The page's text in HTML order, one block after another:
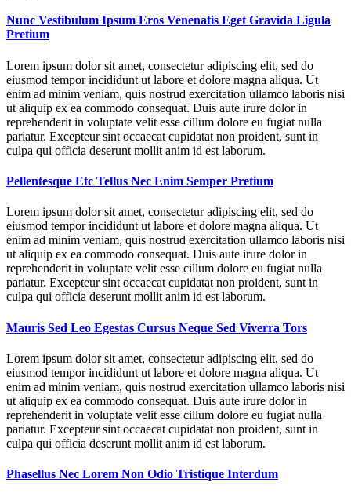
Nunc Vestibulum Ipsum Eros Venenatis Eget Gravida Ligula
Pretium
Lorem ipsum dolor sit amet, consectetur adipiscing elit, sed do
eiusmod tempor incididunt ut labore et dolore magna aliqua. Ut
enim ad minim veniam, quis nostrud exercitation ullamco laboris nisi
ut aliquip ex ea commodo consequat. Duis aute irure dolor in
reprehenderit in voluptate velit esse cillum dolore eu fugiat nulla
pariatur. Excepteur sint occaecat cupidatat non proident, sunt in
culpa qui officia deserunt mollit anim id est laborum.
Pellentesque Etc Tellus Nec Enim Semper Pretium
Lorem ipsum dolor sit amet, consectetur adipiscing elit, sed do
eiusmod tempor incididunt ut labore et dolore magna aliqua. Ut
enim ad minim veniam, quis nostrud exercitation ullamco laboris nisi
ut aliquip ex ea commodo consequat. Duis aute irure dolor in
reprehenderit in voluptate velit esse cillum dolore eu fugiat nulla
pariatur. Excepteur sint occaecat cupidatat non proident, sunt in
culpa qui officia deserunt mollit anim id est laborum.
Mauris Sed Leo Egestas Cursus Neque Sed Viverra Tors
Lorem ipsum dolor sit amet, consectetur adipiscing elit, sed do
eiusmod tempor incididunt ut labore et dolore magna aliqua. Ut
enim ad minim veniam, quis nostrud exercitation ullamco laboris nisi
ut aliquip ex ea commodo consequat. Duis aute irure dolor in
reprehenderit in voluptate velit esse cillum dolore eu fugiat nulla
pariatur. Excepteur sint occaecat cupidatat non proident, sunt in
culpa qui officia deserunt mollit anim id est laborum.
Phasellus Nec Lorem Non Odio Tristique Interdum